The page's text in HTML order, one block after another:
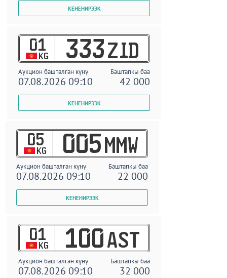
01
KG 333 ZID
Аукцион башталган күнү Баштапкы баа
07.08.2026 09:10 42 000
05
KG 005 MMW
Аукцион башталган күнү Баштапкы баа
07.08.2026 09:10 22 000
01
KG 100 AST
Аукцион башталган күнү Баштапкы баа
07.08.2026 09:10 32 000